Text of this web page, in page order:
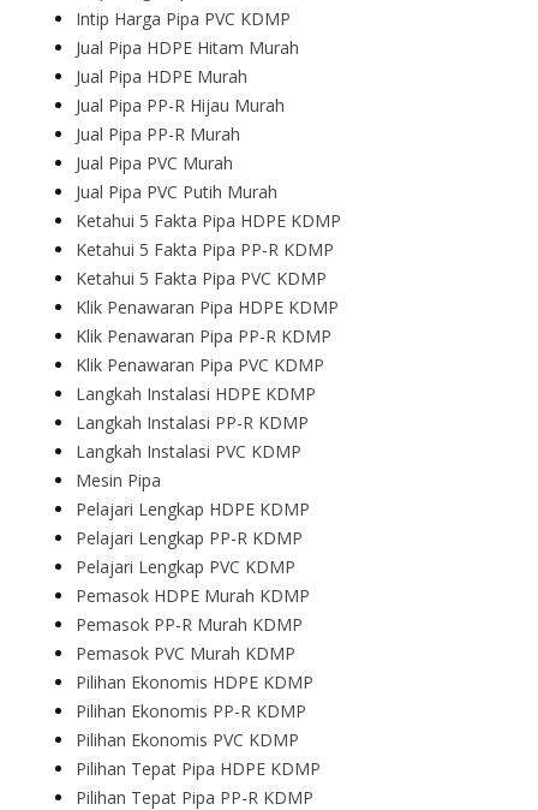
Intip Harga Pipa PVC KDMP
Jual Pipa HDPE Hitam Murah
Jual Pipa HDPE Murah
Jual Pipa PP-R Hijau Murah
Jual Pipa PP-R Murah
Jual Pipa PVC Murah
Jual Pipa PVC Putih Murah
Ketahui 5 Fakta Pipa HDPE KDMP
Ketahui 5 Fakta Pipa PP-R KDMP
Ketahui 5 Fakta Pipa PVC KDMP
Klik Penawaran Pipa HDPE KDMP
Klik Penawaran Pipa PP-R KDMP
Klik Penawaran Pipa PVC KDMP
Langkah Instalasi HDPE KDMP
Langkah Instalasi PP-R KDMP
Langkah Instalasi PVC KDMP
Mesin Pipa
Pelajari Lengkap HDPE KDMP
Pelajari Lengkap PP-R KDMP
Pelajari Lengkap PVC KDMP
Pemasok HDPE Murah KDMP
Pemasok PP-R Murah KDMP
Pemasok PVC Murah KDMP
Pilihan Ekonomis HDPE KDMP
Pilihan Ekonomis PP-R KDMP
Pilihan Ekonomis PVC KDMP
Pilihan Tepat Pipa HDPE KDMP
Pilihan Tepat Pipa PP-R KDMP